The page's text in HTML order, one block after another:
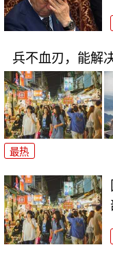
兵不血刃，能解
最热